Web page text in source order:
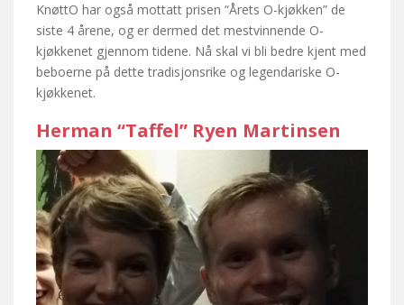
KnøttO har også mottatt prisen “Årets O-kjøkken” de
siste 4 årene, og er dermed det mestvinnende O-
kjøkkenet gjennom tidene. Nå skal vi bli bedre kjent med
beboerne på dette tradisjonsrike og legendariske O-
kjøkkenet.
Herman “Taffel” Ryen Martinsen